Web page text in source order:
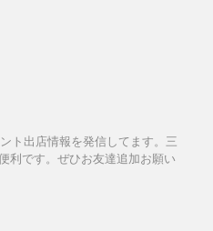
ト出店情報を発信してます。三
利です。ぜひお友達追加お願い